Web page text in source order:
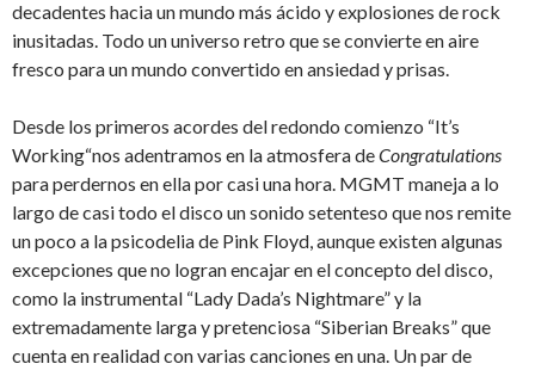
decadentes hacia un mundo más ácido y explosiones de rock
inusitadas. Todo un universo retro que se convierte en aire
fresco para un mundo convertido en ansiedad y prisas.
Desde los primeros acordes del redondo comienzo “It’s
Working“nos adentramos en la atmosfera deCongratulations
para perdernos en ella por casi una hora. MGMT maneja a lo
largo de casi todo el disco un sonido setenteso que nos remite
un poco a la psicodelia de Pink Floyd, aunque existen algunas
excepciones que no logran encajar en el concepto del disco,
como la instrumental “Lady Dada’s Nightmare” y la
extremadamente larga y pretenciosa “Siberian Breaks” que
cuenta en realidad con varias canciones en una. Un par de